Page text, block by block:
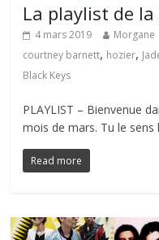
La playlist de
4 mars 2019 Morgane
courtney barnett, hozier,
Black Keys
PLAYLIST – Bienvenue
mois de mars. Tu le
Read more